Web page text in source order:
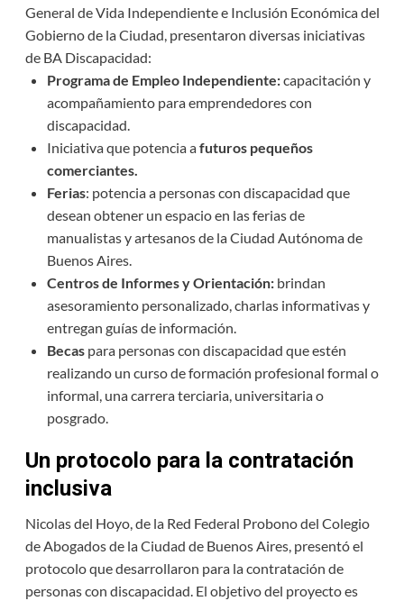
General de Vida Independiente e Inclusión Económica del
Gobierno de la Ciudad, presentaron diversas iniciativas
de BA Discapacidad:
Programa de Empleo Independiente:capacitación y
acompañamiento para emprendedores con
discapacidad.
Iniciativa que potencia afuturos pequeños
comerciantes.
Ferias: potencia a personas con discapacidad que
desean obtener un espacio en las ferias de
manualistas y artesanos de la Ciudad Autónoma de
Buenos Aires.
Centros de Informes y Orientación:brindan
asesoramiento personalizado, charlas informativas y
entregan guías de información.
Becaspara personas con discapacidad que estén
realizando un curso de formación profesional formal o
informal, una carrera terciaria, universitaria o
posgrado.
Un protocolo para la contratación
inclusiva
Nicolas del Hoyo, de la Red Federal Probono del Colegio
de Abogados de la Ciudad de Buenos Aires, presentó el
protocolo que desarrollaron para la contratación de
personas con discapacidad. El objetivo del proyecto es